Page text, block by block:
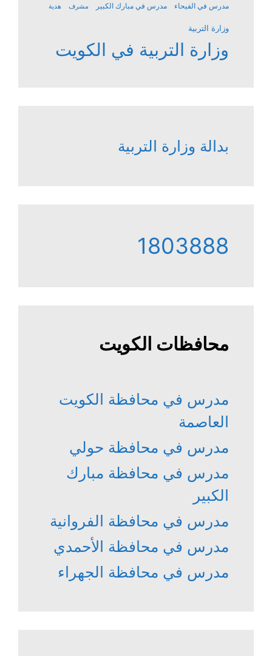
مدرس في الفيحاء مدرس في مبارك الكبير مشرف هدية
وزارة التربية
وزارة التربية في الكويت
بدالة وزارة التربية
1803888
محافظات الكويت
مدرس في محافظة الكويت
العاصمة
مدرس في محافظة حولي
مدرس في محافظة مبارك
الكبير
مدرس في محافظة الفروانية
مدرس في محافظة الأحمدي
مدرس في محافظة الجهراء